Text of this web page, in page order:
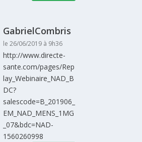
GabrielCombris
le 26/06/2019 à 9h36
http://www.directe-
sante.com/pages/Rep
lay_Webinaire_NAD_B
DC?
salescode=B_201906_
EM_NAD_MENS_1MG
_07&bdc=NAD-
1560260998